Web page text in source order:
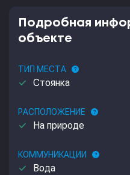
Подробная
объекте
ТИП МЕСТА help
done Стоянка
РАСПОЛОЖЕНИЕ help
done На природе
КОММУНИКАЦИИ help
done Вода